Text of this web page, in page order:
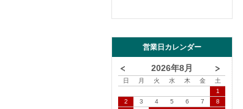
営業日カレンダー
2026年8月
日 月 火 水 木 金
土
1
2
3 4 5 6 7
8